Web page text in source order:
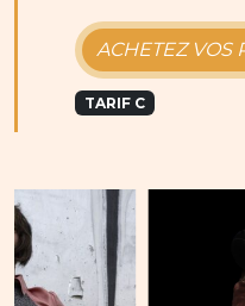
ACHETEZ VOS
TARIF C